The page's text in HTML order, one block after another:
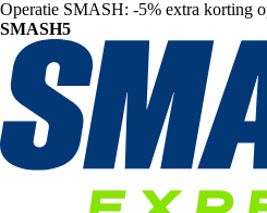
Operatie SMASH: -5% extra korting
SMASH5